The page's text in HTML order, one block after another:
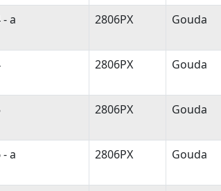
- a 2806PX Gouda
2806PX Gouda
2806PX Gouda
- a 2806PX Gouda